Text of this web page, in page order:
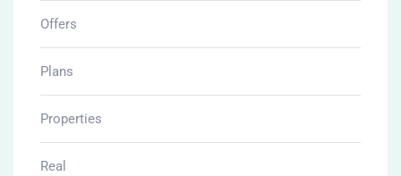
Offers
Plans
Properties
Real